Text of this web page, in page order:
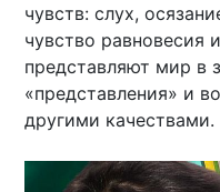
чувств: слух,
чувство равновесия
представляют мир в
«представления» и
другими качествами.